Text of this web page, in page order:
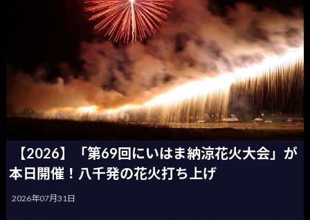
【2026】「第69回にいはま納涼花火大会」が
本日開催！八千発の花火打ち上げ
2026年07月31日